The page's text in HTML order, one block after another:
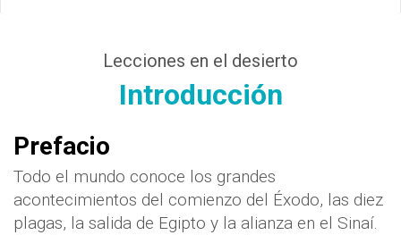
Lecciones en el desierto
Introducción
Prefacio
Todo el mundo conoce los grandes
acontecimientos del comienzo del Éxodo, las diez
plagas, la salida de Egipto y la alianza en el Sinaí.